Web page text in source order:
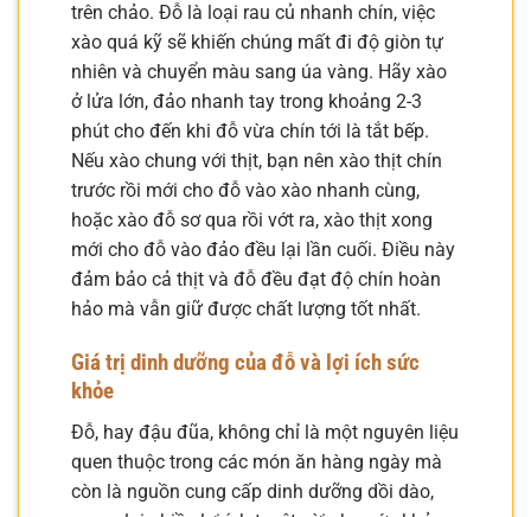
trên chảo. Đỗ là loại rau củ nhanh chín, việc
xào quá kỹ sẽ khiến chúng mất đi độ giòn tự
nhiên và chuyển màu sang úa vàng. Hãy xào
ở lửa lớn, đảo nhanh tay trong khoảng 2-3
phút cho đến khi đỗ vừa chín tới là tắt bếp.
Nếu xào chung với thịt, bạn nên xào thịt chín
trước rồi mới cho đỗ vào xào nhanh cùng,
hoặc xào đỗ sơ qua rồi vớt ra, xào thịt xong
mới cho đỗ vào đảo đều lại lần cuối. Điều này
đảm bảo cả thịt và đỗ đều đạt độ chín hoàn
hảo mà vẫn giữ được chất lượng tốt nhất.
Giá trị dinh dưỡng của đỗ và lợi ích sức
khỏe
Đỗ, hay đậu đũa, không chỉ là một nguyên liệu
quen thuộc trong các món ăn hàng ngày mà
còn là nguồn cung cấp dinh dưỡng dồi dào,